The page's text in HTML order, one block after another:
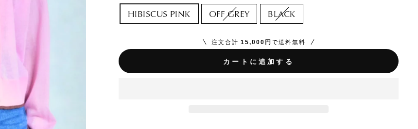
HIBISCUS PINK OFF GREY BLACK
注文合計 15,000円 で送料無料
カートに追加する